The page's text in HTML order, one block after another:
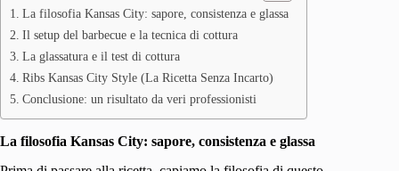
La filosofia Kansas City: sapore, consistenza e glassa
Il setup del barbecue e la tecnica di cottura
La glassatura e il test di cottura
Ribs Kansas City Style (La Ricetta Senza Incarto)
Conclusione: un risultato da veri professionisti
La filosofia Kansas City: sapore, consistenza e glassa